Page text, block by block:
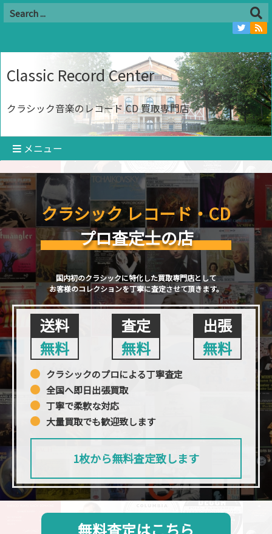
Classic Record Center
クラシック音楽のレコード CD 買取専門店
メニュー
クラシック レコード・CD
プロ査定士の店
国内初のクラシックに特化した買取専門店として
お客様のコレクションを丁寧に査定させて頂きます。
送料
無料
査定
無料
出張
無料
クラシックのプロによる丁寧査定
全国へ即日出張買取
丁寧で柔軟な対応
大量買取でも歓迎致します
1枚から無料査定致します
無料査定はこちら